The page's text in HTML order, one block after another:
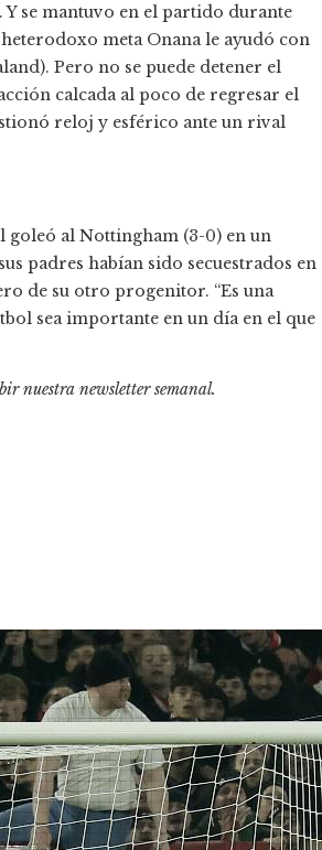
se mantuvo en el partido durante
meta Onana le ayudó con
Pero no se puede detener el
calcada al poco de regresar el
reloj y esférico ante un rival
al Nottingham (3-0) en un
padres habían sido secuestrados en
de su otro progenitor. “Es una
sea importante en un día en el que
nuestra newsletter semanal.